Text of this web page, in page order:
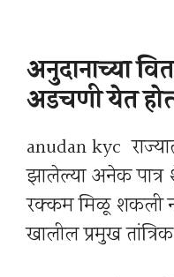
अनुदानाच्या
अडचणी येत
anudan kyc
झालेल्या अनेक पात्र
रक्कम मिळू शकली
खालील प्रमुख